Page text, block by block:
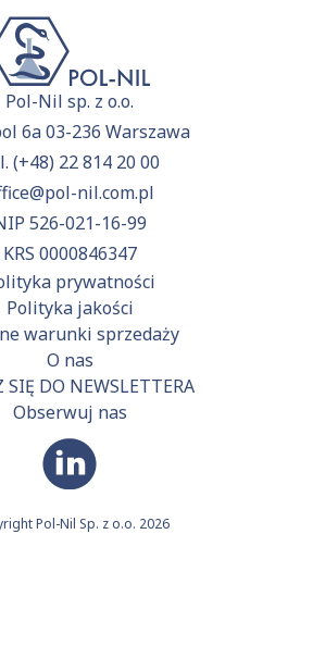
Pol-Nil sp. z o.o.
6a 03-236 Warszawa
(+48) 22 814 20 00
nil.com.pl
526-021-16-99
KRS 0000846347
prywatności
Polityka jakości
warunki sprzedaży
O nas
SIĘ DO NEWSLETTERA
Obserwuj nas
Pol-Nil Sp. z o.o. 2026